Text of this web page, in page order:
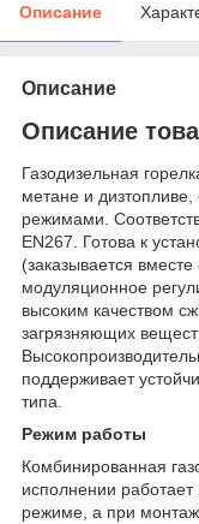
Описание
Описание
Описание
Газодизельная
метане и
режимами.
EN267. Готова к
(заказывается
модуляционное
высоким качеством
загрязняющих
поддерживает
типа.
Режим работы
Комбинированная
исполнении работает
режиме, а при